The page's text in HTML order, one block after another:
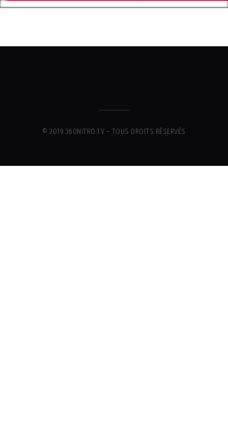
© 2019 360NITRO.TV – TOUS DROITS RÉSERVÉS